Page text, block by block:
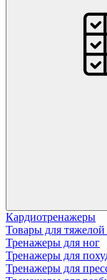
Кардиотренажеры
Товары для тяжелой
Тренажеры для ног
Тренажеры для
Тренажеры для